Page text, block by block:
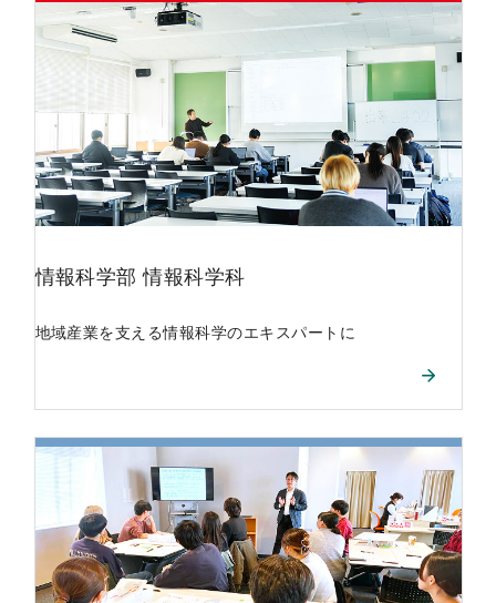
情報科学部 情報科学科
地域産業を支える情報科学のエキスパートに